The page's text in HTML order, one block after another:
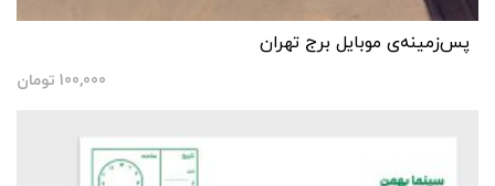
پس‌زمینه‌ی موبایل برج تهران
100,000 تومان